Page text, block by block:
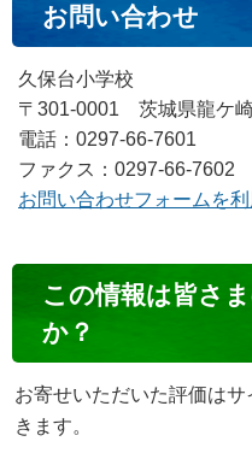
お問い合わせ
久保台小学校
〒301-0001 茨城県龍ケ
電話：0297-66-7601
ファクス：0297-66-7602
お問い合わせフォームを
ン
ン
ツ
この情報は皆さ
か？
お寄せいただいた評価は
きます。